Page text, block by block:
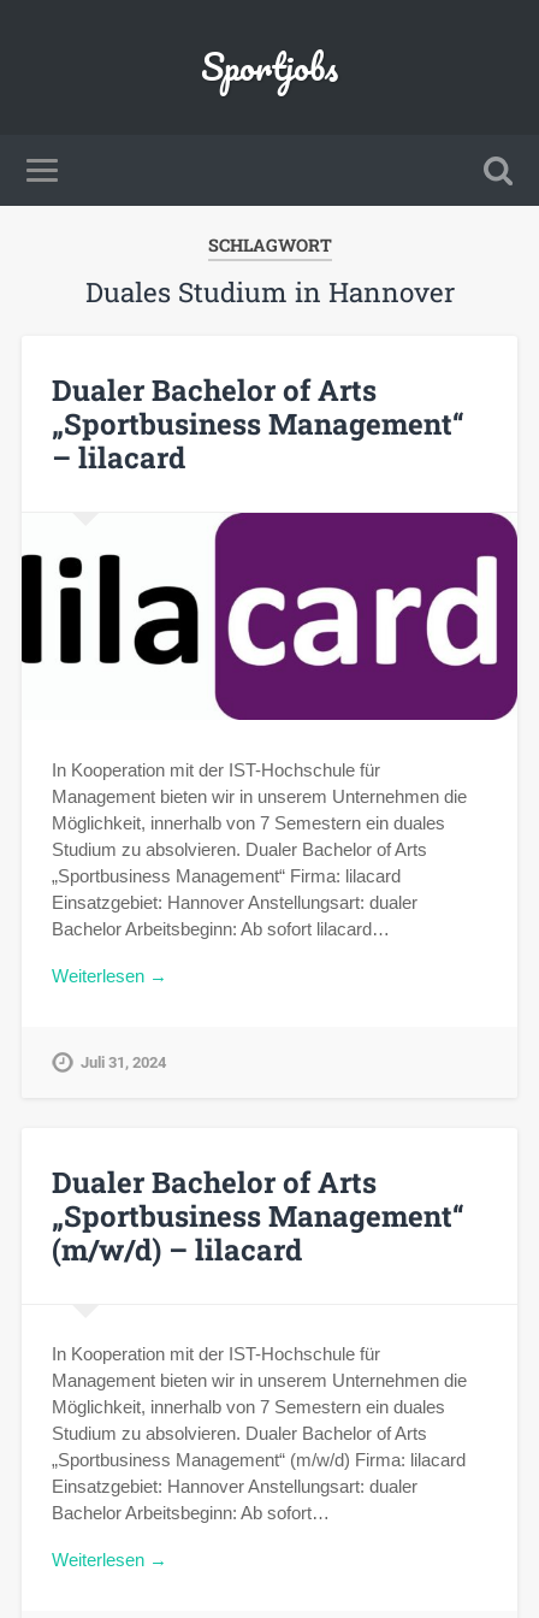
Sportjobs
SCHLAGWORT
Duales Studium in Hannover
Dualer Bachelor of Arts
„Sportbusiness Management“
– lilacard
In Kooperation mit der IST-Hochschule für
Management bieten wir in unserem Unternehmen die
Möglichkeit, innerhalb von 7 Semestern ein duales
Studium zu absolvieren. Dualer Bachelor of Arts
„Sportbusiness Management“ Firma: lilacard
Einsatzgebiet: Hannover Anstellungsart: dualer
Bachelor Arbeitsbeginn: Ab sofort lilacard…
Weiterlesen →
Juli 31, 2024
Dualer Bachelor of Arts
„Sportbusiness Management“
(m/w/d) – lilacard
In Kooperation mit der IST-Hochschule für
Management bieten wir in unserem Unternehmen die
Möglichkeit, innerhalb von 7 Semestern ein duales
Studium zu absolvieren. Dualer Bachelor of Arts
„Sportbusiness Management“ (m/w/d) Firma: lilacard
Einsatzgebiet: Hannover Anstellungsart: dualer
Bachelor Arbeitsbeginn: Ab sofort…
Weiterlesen →